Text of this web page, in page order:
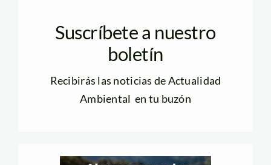
Suscríbete a nuestro
boletín
Recibirás las noticias de Actualidad
Ambiental en tu buzón